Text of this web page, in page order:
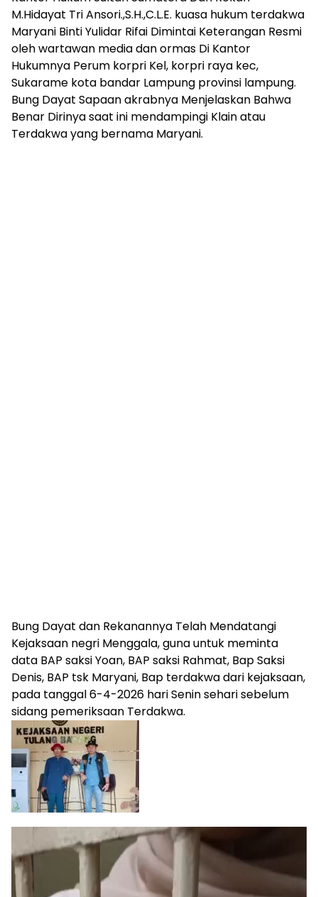
hidup,
hiburan,
bebas
dari
SARA,
narkoba
dan
berita
asusila
Media
M.Hidayat Tri Ansori.,S.H.,C.L.E. kuasa hukum terdakwa
Maryani Binti Yulidar Rifai Dimintai Keterangan Resmi
oleh wartawan media dan ormas Di Kantor
Hukumnya Perum korpri Kel, korpri raya kec,
Sukarame kota bandar Lampung provinsi lampung.
Bung Dayat Sapaan akrabnya Menjelaskan Bahwa
Benar Dirinya saat ini mendampingi Klain atau
Terdakwa yang bernama Maryani.
Bung Dayat dan Rekanannya Telah Mendatangi
Kejaksaan negri Menggala, guna untuk meminta
data BAP saksi Yoan, BAP saksi Rahmat, Bap Saksi
Denis, BAP tsk Maryani, Bap terdakwa dari kejaksaan,
pada tanggal 6-4-2026 hari Senin sehari sebelum
sidang pemeriksaan Terdakwa.
Pemutar
Video